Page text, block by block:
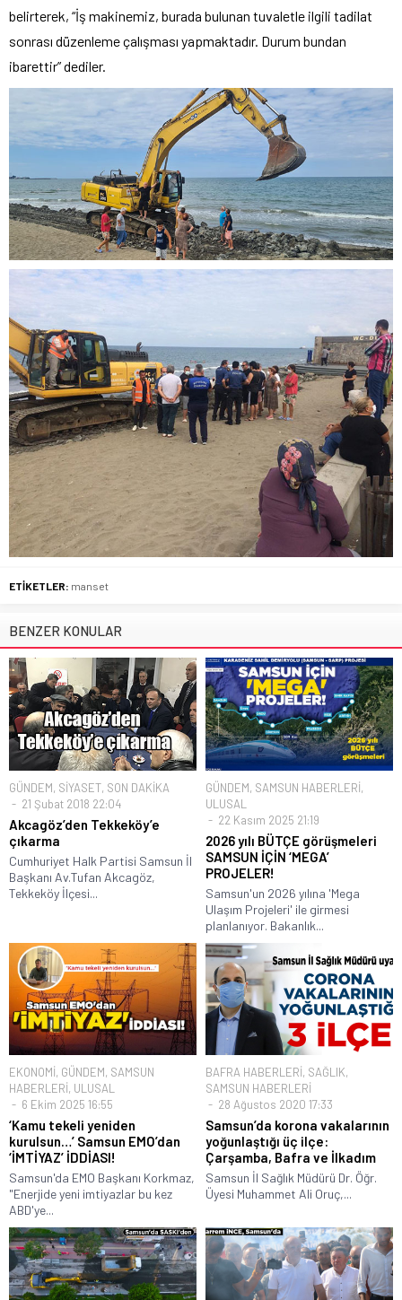
belirterek, “İş makinemiz, burada bulunan tuvaletle ilgili tadilat
sonrası düzenleme çalışması yapmaktadır. Durum bundan
ibarettir” dediler.
ETİKETLER: manset
BENZER KONULAR
GÜNDEM, SİYASET, SON DAKİKA
21 Şubat 2018 22:04
Akcagöz’den Tekkeköy’e
çıkarma
Cumhuriyet Halk Partisi Samsun İl
Başkanı Av.Tufan Akcagöz,
Tekkeköy İlçesi...
GÜNDEM, SAMSUN HABERLERİ,
ULUSAL
22 Kasım 2025 21:19
2026 yılı BÜTÇE görüşmeleri
SAMSUN İÇİN ‘MEGA’
PROJELER!
Samsun'un 2026 yılına 'Mega
Ulaşım Projeleri' ile girmesi
planlanıyor. Bakanlık...
EKONOMİ, GÜNDEM, SAMSUN
HABERLERİ, ULUSAL
6 Ekim 2025 16:55
‘Kamu tekeli yeniden
kurulsun…’ Samsun EMO’dan
‘İMTİYAZ’ İDDİASI!
Samsun'da EMO Başkanı Korkmaz,
"Enerjide yeni imtiyazlar bu kez
ABD'ye...
BAFRA HABERLERİ, SAĞLIK,
SAMSUN HABERLERİ
28 Ağustos 2020 17:33
Samsun’da korona vakalarının
yoğunlaştığı üç ilçe:
Çarşamba, Bafra ve İlkadım
Samsun İl Sağlık Müdürü Dr. Öğr.
Üyesi Muhammet Ali Oruç,...